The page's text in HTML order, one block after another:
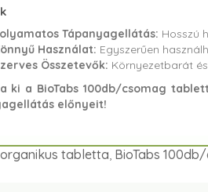
Tápanyagellátás: Hosszú
Használat: Egyszerűen
Összetevők: Környezetbarát
ki a BioTabs 100db/csomag
előnyeit!
organikus tabletta, BioTabs